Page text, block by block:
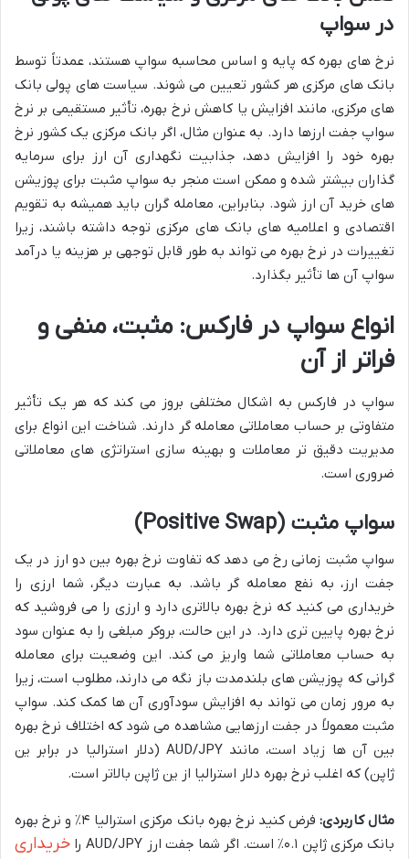
در سواپ
نرخ های بهره که پایه و اساس محاسبه سواپ هستند، عمدتاً توسط
بانک های مرکزی هر کشور تعیین می شوند. سیاست های پولی بانک
های مرکزی، مانند افزایش یا کاهش نرخ بهره، تأثیر مستقیمی بر نرخ
سواپ جفت ارزها دارد. به عنوان مثال، اگر بانک مرکزی یک کشور نرخ
بهره خود را افزایش دهد، جذابیت نگهداری آن ارز برای سرمایه
گذاران بیشتر شده و ممکن است منجر به سواپ مثبت برای پوزیشن
های خرید آن ارز شود. بنابراین، معامله گران باید همیشه به تقویم
اقتصادی و اعلامیه های بانک های مرکزی توجه داشته باشند، زیرا
تغییرات در نرخ بهره می تواند به طور قابل توجهی بر هزینه یا درآمد
سواپ آن ها تأثیر بگذارد.
انواع سواپ در فارکس: مثبت، منفی و
فراتر از آن
سواپ در فارکس به اشکال مختلفی بروز می کند که هر یک تأثیر
متفاوتی بر حساب معاملاتی معامله گر دارند. شناخت این انواع برای
مدیریت دقیق تر معاملات و بهینه سازی استراتژی های معاملاتی
ضروری است.
سواپ مثبت (Positive Swap)
سواپ مثبت زمانی رخ می دهد که تفاوت نرخ بهره بین دو ارز در یک
جفت ارز، به نفع معامله گر باشد. به عبارت دیگر، شما ارزی را
خریداری می کنید که نرخ بهره بالاتری دارد و ارزی را می فروشید که
نرخ بهره پایین تری دارد. در این حالت، بروکر مبلغی را به عنوان سود
به حساب معاملاتی شما واریز می کند. این وضعیت برای معامله
گرانی که پوزیشن های بلندمدت باز نگه می دارند، مطلوب است، زیرا
به مرور زمان می تواند به افزایش سودآوری آن ها کمک کند. سواپ
مثبت معمولاً در جفت ارزهایی مشاهده می شود که اختلاف نرخ بهره
بین آن ها زیاد است، مانند AUD/JPY (دلار استرالیا در برابر ین
ژاپن) که اغلب نرخ بهره دلار استرالیا از ین ژاپن بالاتر است.
مثال کاربردی:
فرض کنید نرخ بهره بانک مرکزی استرالیا ۴٪ و نرخ بهره
بانک مرکزی ژاپن ۰.۱٪ است. اگر شما جفت ارز AUD/JPY را
خریداری